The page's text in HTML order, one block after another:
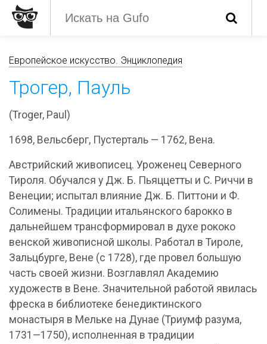
Европейское искусство. Энциклопедия
Трогер, Пауль
(Troger, Paul)
1698, Вельсберг, Пустерталь — 1762, Вена.
Австрийский живописец. Уроженец Северного
Тироля. Обучался у Дж. Б. Пьяццетты и С. Риччи в
Венеции; испытал влияние Дж. Б. Питтони и Ф.
Солимены. Традиции итальянского барокко в
дальнейшем трансформировал в духе рококо
венской живописной школы. Работал в Тироле,
Зальцбурге, Вене (с 1728), где провел большую
часть своей жизни. Возглавлял Академию
художеств в Вене. Значительной работой явилась
фреска в библиотеке бенедиктинского
монастыря в Мельке на Дунае (Триумф разума,
1731—1750), исполненная в традиции